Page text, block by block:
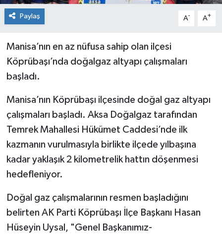
Paylaş A- A+
Manisa’nın en az nüfusa sahip olan ilçesi
Köprübaşı’nda doğalgaz altyapı çalışmaları
başladı.
Manisa’nın Köprübaşı ilçesinde doğal gaz altyapı
çalışmaları başladı. Aksa Doğalgaz tarafından
Temrek Mahallesi Hükümet Caddesi’nde ilk
kazmanın vurulmasıyla birlikte ilçede yılbaşına
kadar yaklaşık 2 kilometrelik hattın döşenmesi
hedefleniyor.
Doğal gaz çalışmalarının resmen başladığını
belirten AK Parti Köprübaşı İlçe Başkanı Hasan
Hüseyin Uysal, "Genel Başkanımız-